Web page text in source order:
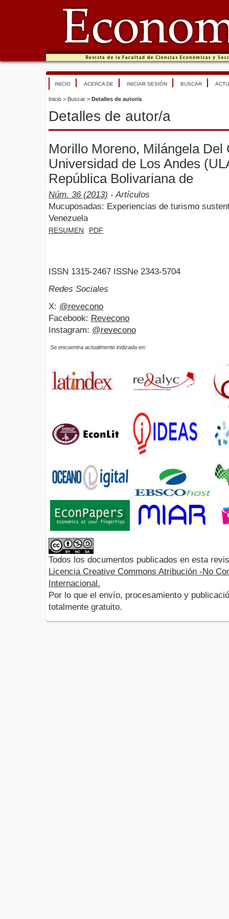
INICIO ACERCA DE INICIAR SESIÓN BUSCAR
Inicio > Buscar > Detalles de autor/a
Detalles de autor/a
Morillo Moreno, Milángela Del
Universidad de Los Andes
República Bolivariana de
Núm. 36 (2013) - Artículos
Mucuposadas: Experiencias de turismo
Venezuela
RESUMEN PDF
ISSN 1315-2467 ISSNe 2343-5704
Redes Sociales
X: @revecono
Facebook: Revecono
Instagram: @revecono
Se encuentra actualmente indizada en:
Todos los documentos publicados en esta
Licencia Creative Commons Atribución -No
Internacional.
Por lo que el envío, procesamiento y
totalmente gratuito.